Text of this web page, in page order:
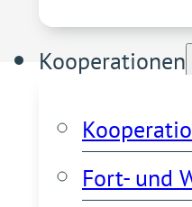
Kooperationen
Fort- und